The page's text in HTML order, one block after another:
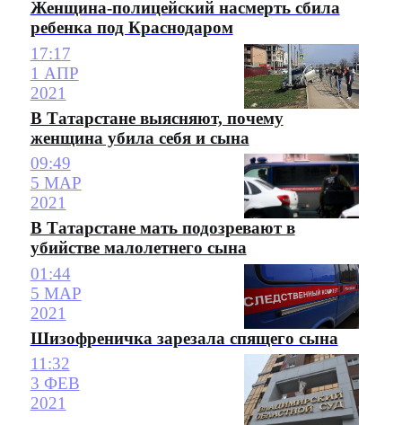
Женщина-полицейский насмерть сбила
ребенка под Краснодаром
17:17
1 АПР
2021
В Татарстане выясняют, почему
женщина убила себя и сына
09:49
5 МАР
2021
В Татарстане мать подозревают в
убийстве малолетнего сына
01:44
5 МАР
2021
Шизофреничка зарезала спящего сына
11:32
3 ФЕВ
2021